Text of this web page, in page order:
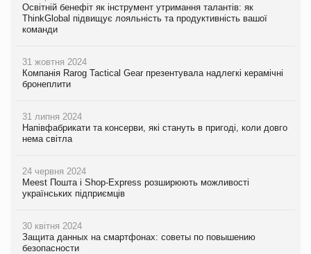
Освітній бенефіт як інструмент утримання талантів: як
ThinkGlobal підвищує лояльність та продуктивність вашої
команди
31 жовтня 2024
Компанія Rarog Tactical Gear презентувала надлегкі керамічні
бронеплити
31 липня 2024
Напівфабрикати та консерви, які стануть в пригоді, коли довго
нема світла
24 червня 2024
Meest Пошта і Shop-Express розширюють можливості
українських підприємців
30 квітня 2024
Защита данных на смартфонах: советы по повышению
безопасности